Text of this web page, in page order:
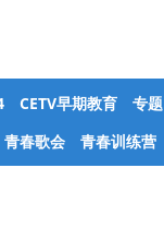
CETV早期教育
专题
青春歌会 青春训练营